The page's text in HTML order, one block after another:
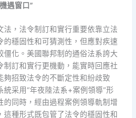
遇窗口”
法，法令制訂和實行重要依靠立法
的穩固性和可猜測性，但應對疾速
僵化。美國聯邦制的通俗法系誇大
制訂和實行更機動，能實時回應社
夠招致法令的不斷定性和紛歧致
采用“年夜陸法系+案例領導”形
的同時，經由過程案例領導軌制增
這種形式既包管了法令的穩固性和